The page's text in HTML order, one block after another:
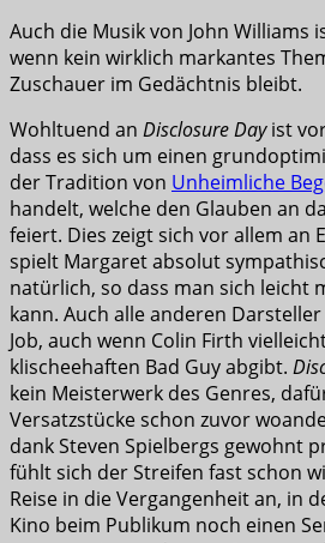
Auch die Musik von John Williams
wenn kein wirklich markantes
Zuschauer im Gedächtnis bleibt.
Wohltuend an Disclosure Dayist
dass es sich um einen
der Tradition von Unheimliche
handelt, welche den Glauben an
feiert. Dies zeigt sich vor allem an
spielt Margaret absolut
natürlich, so dass man sich leicht
kann. Auch alle anderen
Job, auch wenn Colin Firth
klischeehaften Bad Guy abgibt.
kein Meisterwerk des Genres,
Versatzstücke schon zuvor
dank Steven Spielbergs gewohnt
fühlt sich der Streifen fast schon
Reise in die Vergangenheit an, in
Kino beim Publikum noch einen